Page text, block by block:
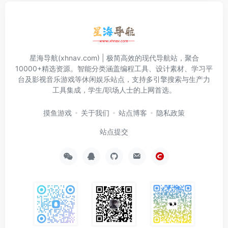
星海导航(xhnav.com) | 极简高效的现代导航站，聚合
10000+精选资源。智能分类涵盖编程工具、设计素材、学习平
台及影视音乐游戏等休闲娱乐站点，支持多引擎搜索与生产力
工具集成，学生/职场人士的上网首选。
摸鱼游戏 关于我们 站点博客 隐私政策
站点提交